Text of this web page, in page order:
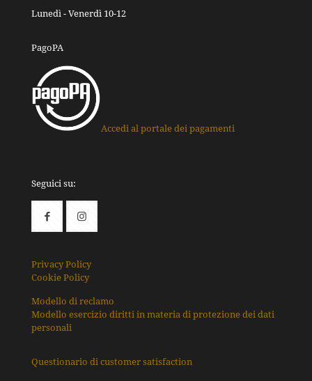
Lunedì - Venerdì 10-12
PagoPA
Accedi al portale dei pagamenti
Seguici su:
Privacy Policy
Cookie Policy
Modello di reclamo
Modello esercizio diritti in materia di protezione dei dati
personali
Questionario di customer satisfaction